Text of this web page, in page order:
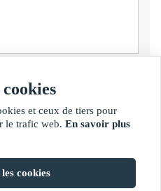
Bamboo Industry Co., Ltd.
et ceux de tiers pour
le trafic web. En savoir plus
cookies